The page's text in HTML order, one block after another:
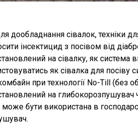
дообладнання сівалок, техніки
інсектицид з посівом від
на сівалку, як система
як сівалка для посіву
при технології No-Till (без
на глибокорозпушувач
бути використана в